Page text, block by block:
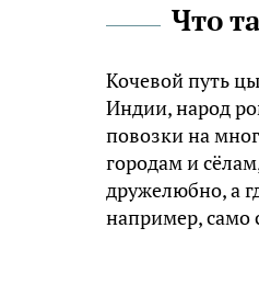
Что
Кочевой путь
Индии, народ
повозки на
городам и
дружелюбно, а
например, само